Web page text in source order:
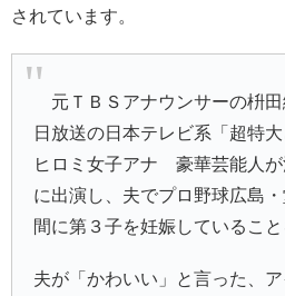
されています。
元 ＴＢＳ アナウンサーの枡
日放送の日本テレビ系「 超特
ヒロミ女子アナ 豪華芸能人が
に出演し、夫でプロ野球広島・
間に第３子を妊娠していること
夫が「かわいい」と言った、